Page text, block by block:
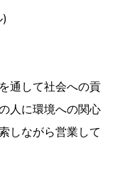
通して社会への貢
人に環境への関心
しながら営業して